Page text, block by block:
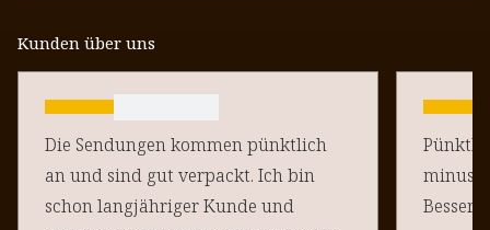
Kunden über uns
Die Sendungen kommen pünktlich
an und sind gut verpackt. Ich bin
schon langjähriger Kunde und
Pünktlich
minus